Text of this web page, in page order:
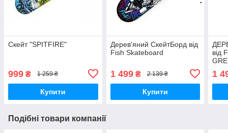
Скейт "SPITFIRE"
999 ₴ 1 259 ₴
Купити
Дерев'яний СкейтБорд від
Fish Skateboard
1 499₴ 2 139 ₴
Купити
від
1
Подібні товари компанії